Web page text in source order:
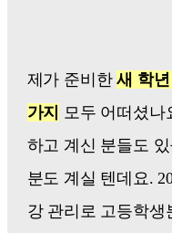
제가 준비한새 학
가지
모두 어떠셨나
하고 계신 분들도
분도 계실 텐데요.
강 관리로 고등학생